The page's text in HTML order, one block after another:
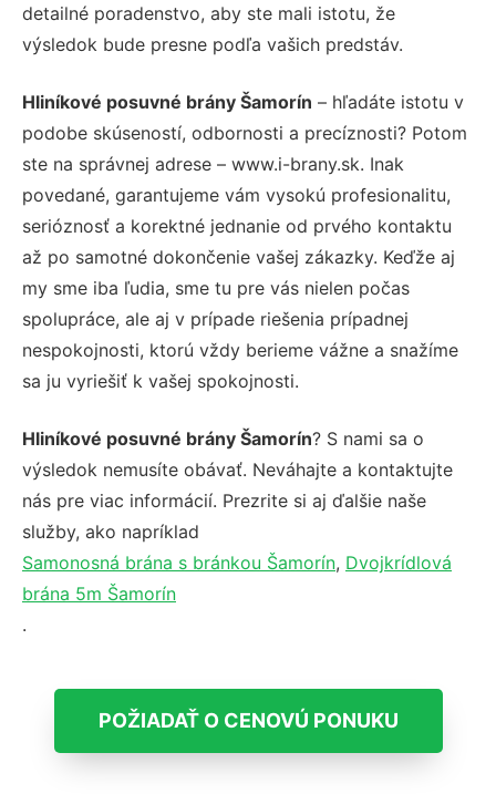
detailné poradenstvo, aby ste mali istotu, že
výsledok bude presne podľa vašich predstáv.
Hliníkové posuvné brány Šamorín – hľadáte istotu v
podobe skúseností, odbornosti a precíznosti? Potom
ste na správnej adrese – www.i-brany.sk. Inak
povedané, garantujeme vám vysokú profesionalitu,
serióznosť a korektné jednanie od prvého kontaktu
až po samotné dokončenie vašej zákazky. Keďže aj
my sme iba ľudia, sme tu pre vás nielen počas
spolupráce, ale aj v prípade riešenia prípadnej
nespokojnosti, ktorú vždy berieme vážne a snažíme
sa ju vyriešiť k vašej spokojnosti.
Hliníkové posuvné brány Šamorín? S nami sa o
výsledok nemusíte obávať. Neváhajte a kontaktujte
nás pre viac informácií. Prezrite si aj ďalšie naše
služby, ako napríklad
Samonosná brána s bránkou Šamorín, Dvojkrídlová
brána 5m Šamorín
.
POŽIADAŤ O CENOVÚ PONUKU